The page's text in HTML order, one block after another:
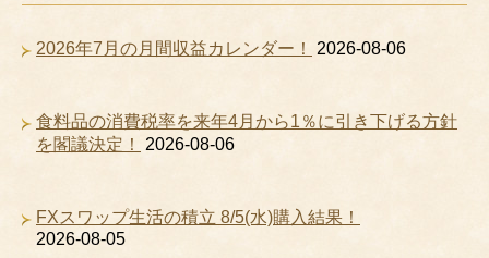
2026年7月の月間収益カレンダー！ 2026-08-06
食料品の消費税率を来年4月から1％に引き下げる方針
を閣議決定！
2026-08-06
FXスワップ生活の積立 8/5(水)購入結果！
2026-08-05